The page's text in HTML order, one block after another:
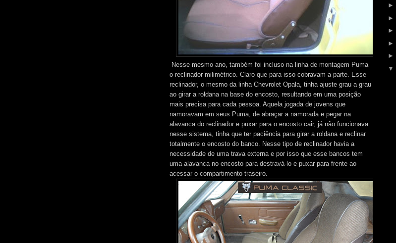
Nesse mesmo ano, também foi incluso na linha de montagem Puma
o reclinador milimétrico. Claro que para isso cobravam a parte. Esse
reclinador, o mesmo da linha Chevrolet Opala, tinha ajuste grau a grau
ao girar a roldana na base do encosto, resultando em uma posição
mais precisa para cada pessoa. Aquela jogada de jovens que
namoravam em seus Puma, de abraçar a namorada e pegar na
alavanca do reclinador e puxar para o encosto cair, já não funcionava
nesse sistema, tinha que ter paciência para girar a roldana e reclinar
totalmente o encosto do banco. Nesse tipo de reclinador havia a
necessidade de uma trava externa e por isso que esse bancos tem
uma alavanca no encosto para destravá-lo e puxar para frente ao
acessar o compartimento traseiro.
►
►
►
►
►
▼